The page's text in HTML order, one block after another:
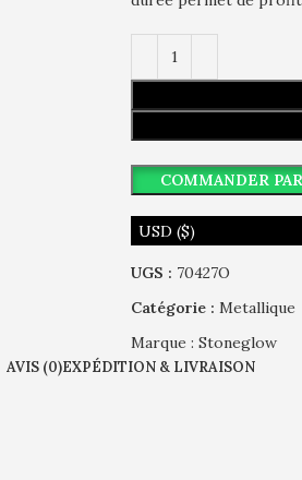
COMMANDER
USD ($)
UGS : 70427O
Catégorie : Metallique
Marque : Stoneglow
AVIS (0)EXPÉDITION & LIVRAISON